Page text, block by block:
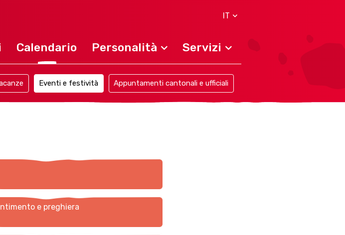
IT
Calendario Personalità Servizi
Eventi e festività Appuntamenti cantonali e ufficiali
e preghiera